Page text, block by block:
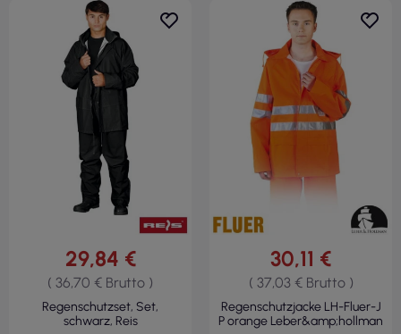
29,84 €
( 36,70 € Brutto )
Regenschutzset, Set,
schwarz, Reis
30,11 €
( 37,03 € Brutto )
Regenschutzjacke LH-Fluer-J
P orange Leber&amp;hollman